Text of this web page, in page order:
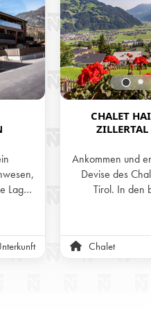
Lage
und
CHALET
Ankommen und
Devise des
Tirol. In den
Aussicht auf die
man sich
Chalet